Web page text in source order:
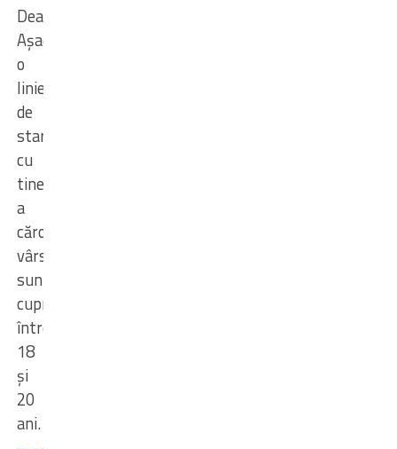
Deaconu.
Așadar,
o
linie
de
start
cu
tineri
a
căror
vârste
sunt
cuprinse
între
18
și
20
ani.